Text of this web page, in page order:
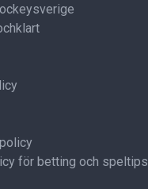
för betting och speltips